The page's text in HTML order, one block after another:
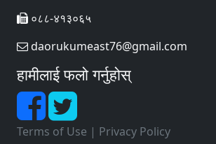
०८८-४१३०६५
daorukumeast76@gmail.com
हामीलाई फलो गर्नुहोस्
Terms of Use | Privacy Policy